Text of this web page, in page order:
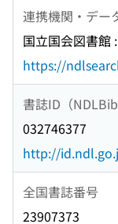
連携機関・デー
国立国会図書館
https://
書誌ID（
032746377
http://
全国書誌番号
23907373